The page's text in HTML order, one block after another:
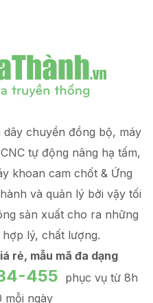
chuyền đồng bộ, máy
tự động nâng hạ tấm,
khoan cam chốt & Ứng
và quản lý bởi vậy tối
sản xuất cho ra những
hợp lý, chất lượng.
rẻ, mẫu mã đa dạng
455
phục vụ từ 8h
mỗi ngày